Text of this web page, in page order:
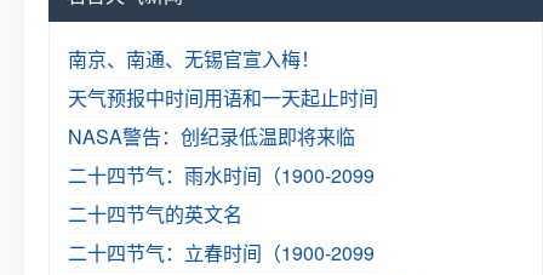
南京、南通、无锡官宣入梅！
天气预报中时间用语和一天起止时间
NASA警告：创纪录低温即将来临
二十四节气：雨水时间（1900-2099
二十四节气的英文名
二十四节气：立春时间（1900-2099